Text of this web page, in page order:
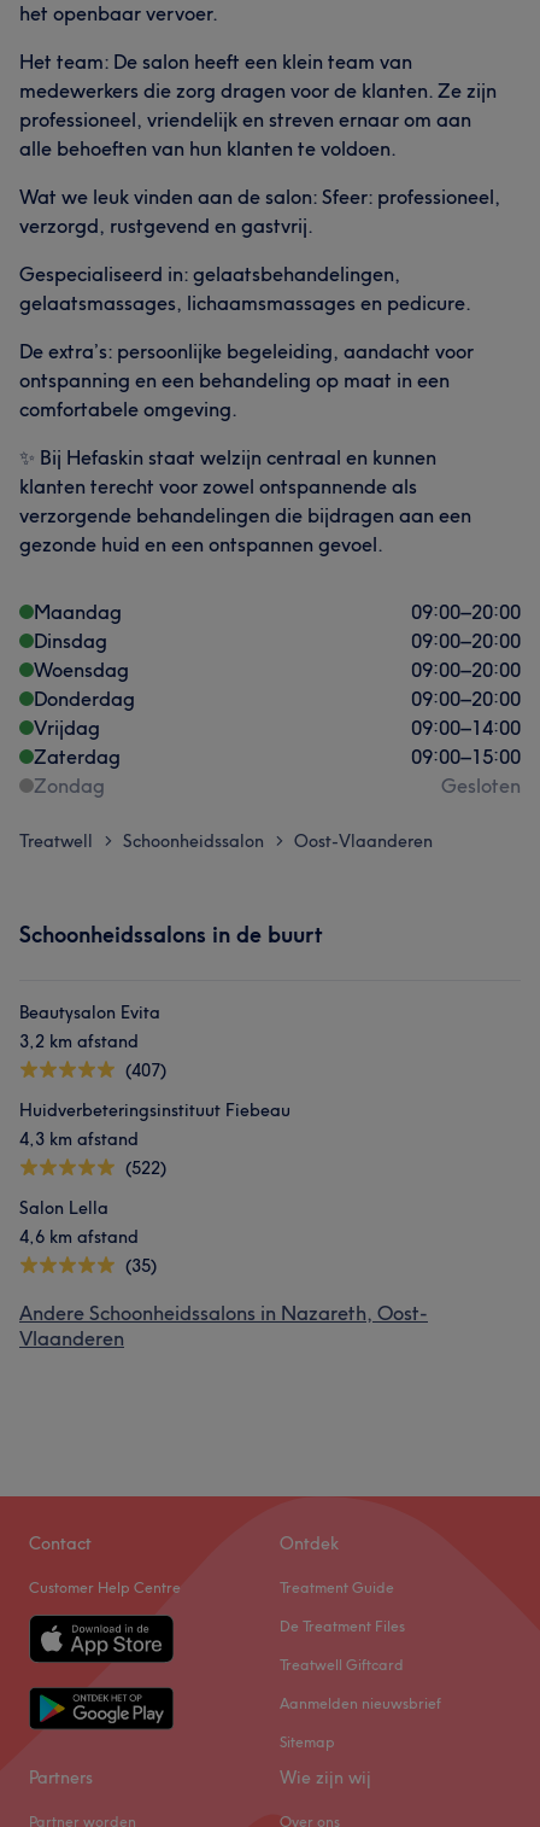
het openbaar vervoer.
Het team: De salon heeft een klein team van
medewerkers die zorg dragen voor de klanten. Ze zijn
professioneel, vriendelijk en streven ernaar om aan
alle behoeften van hun klanten te voldoen.
Wat we leuk vinden aan de salon: Sfeer: professioneel,
verzorgd, rustgevend en gastvrij.
Gespecialiseerd in: gelaatsbehandelingen,
gelaatsmassages, lichaamsmassages en pedicure.
De extra’s: persoonlijke begeleiding, aandacht voor
ontspanning en een behandeling op maat in een
comfortabele omgeving.
✨ Bij Hefaskin staat welzijn centraal en kunnen
klanten terecht voor zowel ontspannende als
verzorgende behandelingen die bijdragen aan een
gezonde huid en een ontspannen gevoel.
Maandag 09:00–20:00
Dinsdag
09:00–20:00
Woensdag
09:00–20:00
Donderdag
09:00–20:00
Vrijdag
09:00–14:00
Zaterdag
09:00–15:00
Zondag
Gesloten
Treatwell > Schoonheidssalon > Oost-Vlaanderen
Schoonheidssalons in de buurt
Beautysalon Evita
3,2 km afstand
(407)
Huidverbeteringsinstituut Fiebeau
4,3 km afstand
(522)
Salon Lella
4,6 km afstand
(35)
Andere Schoonheidssalons in Nazareth, Oost-
Vlaanderen
Contact
Customer Help Centre
Ontdek
Treatment Guide
De Treatment Files
Treatwell Giftcard
Aanmelden nieuwsbrief
Sitemap
Partners
Partner worden
Wie zijn wij
Over ons